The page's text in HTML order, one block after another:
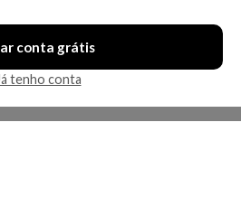
conta grátis
tenho conta